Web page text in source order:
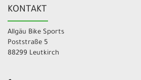
KONTAKT
Allgäu Bike Sports
Poststraße 5
88299 Leutkirch